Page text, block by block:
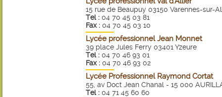
15 rue de Beaupuy 03150 Varennes-sur-
Tel : 04 70 45 03 81
Fax : 04 70 45 03 10
Lycée professionnel Jean Monnet
39 place Jules Ferry 03401 Yzeure
Tel : 04 70 46 93 01
Fax : 04 70 46 93 02
Lycée Professionnel Raymond Cortat
55, av Doct Jean Chanal - 15 000
Tel : 04 71 45 60 60